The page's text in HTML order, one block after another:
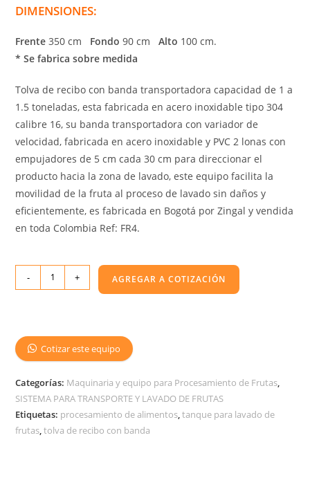
DIMENSIONES:
Frente 350 cm Fondo 90 cm Alto 100 cm.
* Se fabrica sobre medida
Tolva de recibo con banda transportadora capacidad de 1 a
1.5 toneladas, esta fabricada en acero inoxidable tipo 304
calibre 16, su banda transportadora con variador de
velocidad, fabricada en acero inoxidable y PVC 2 lonas con
empujadores de 5 cm cada 30 cm para direccionar el
producto hacia la zona de lavado, este equipo facilita la
movilidad de la fruta al proceso de lavado sin daños y
eficientemente, es fabricada en Bogotá por Zingal y vendida
en toda Colombia Ref: FR4.
- + AGREGAR A COTIZACIÓN
Cotizar este equipo
Categorías: Maquinaria y equipo para Procesamiento de Frutas
SISTEMA PARA TRANSPORTE Y LAVADO DE FRUTAS
Etiquetas: procesamiento de alimentos ,tanque para lavado de
frutas ,tolva de recibo con banda